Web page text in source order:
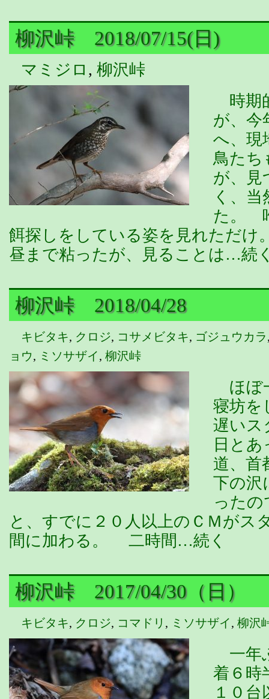
柳沢峠 2018/07/15(日)
マミジロ , 柳沢峠
時期
が、今
へ、
鳥たち
が、見
く、
た。
餌探しをしている姿を見れただ
昼まで粘ったが、見ることは…続
柳沢峠 2018/04/28
キビタキ, クロジ, コサメビタキ, ゴジュウカラ
ョウ, ミソサザイ, 柳沢峠
ほぼ
寝坊を
遅い
日と
道、
下の沢
ったの
と、すでに２０人以上のＣＭがス
間に加わる。 二時間…続く
柳沢峠 2017/04/30（日）
キビタキ, クロジ, コマドリ , ミソサザイ, 柳沢
一年
着６時
１０